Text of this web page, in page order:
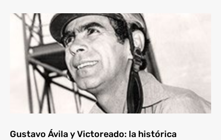
Gustavo Ávila y Victoreado: la histórica